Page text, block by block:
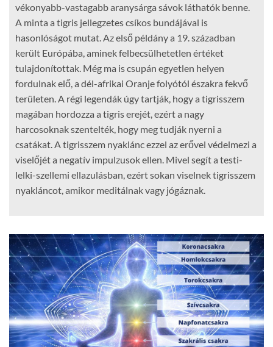
vékonyabb-vastagabb aranysárga sávok láthatók benne.
A minta a tigris jellegzetes csíkos bundájával is
hasonlóságot mutat. Az első példány a 19. században
került Európába, aminek felbecsülhetetlen értéket
tulajdonítottak. Még ma is csupán egyetlen helyen
fordulnak elő, a dél-afrikai Oranje folyótól északra fekvő
területen. A régi legendák úgy tartják, hogy a tigrisszem
magában hordozza a tigris erejét, ezért a nagy
harcosoknak szentelték, hogy meg tudják nyerni a
csatákat. A tigrisszem nyaklánc ezzel az erővel védelmezi a
viselőjét a negatív impulzusok ellen. Mivel segít a testi-
lelki-szellemi ellazulásban, ezért sokan viselnek tigrisszem
nyakláncot, amikor meditálnak vagy jógáznak.